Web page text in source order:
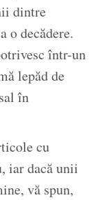
dintre
o decădere.
într-un
lepăd de
în
cu
iar dacă unii
vă spun,